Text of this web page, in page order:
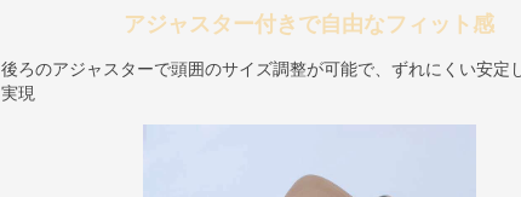
アジャスター付きで自由なフィット感
後ろのアジャスターで頭囲のサイズ調整が可能で、ずれにくい安定
実現